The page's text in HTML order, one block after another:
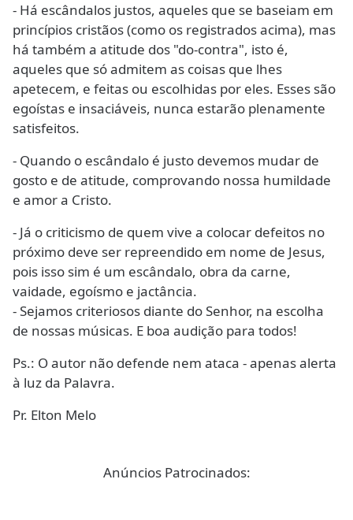
- Há escândalos justos, aqueles que se baseiam em
princípios cristãos (como os registrados acima), mas
há também a atitude dos "do-contra", isto é,
aqueles que só admitem as coisas que lhes
apetecem, e feitas ou escolhidas por eles. Esses são
egoístas e insaciáveis, nunca estarão plenamente
satisfeitos.
- Quando o escândalo é justo devemos mudar de
gosto e de atitude, comprovando nossa humildade
e amor a Cristo.
- Já o criticismo de quem vive a colocar defeitos no
próximo deve ser repreendido em nome de Jesus,
pois isso sim é um escândalo, obra da carne,
vaidade, egoísmo e jactância.
- Sejamos criteriosos diante do Senhor, na escolha
de nossas músicas. E boa audição para todos!
Ps.: O autor não defende nem ataca - apenas alerta
à luz da Palavra.
Pr. Elton Melo
Anúncios Patrocinados: